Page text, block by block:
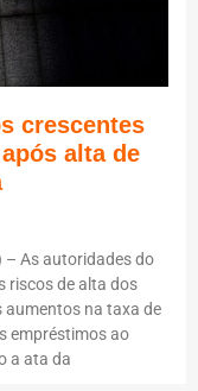
crescentes
alta de
– As autoridades do
riscos de alta dos
aumentos na taxa de
empréstimos ao
a ata da